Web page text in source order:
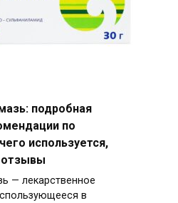
подробная
по
используется,
отзывы
— лекарственное
в